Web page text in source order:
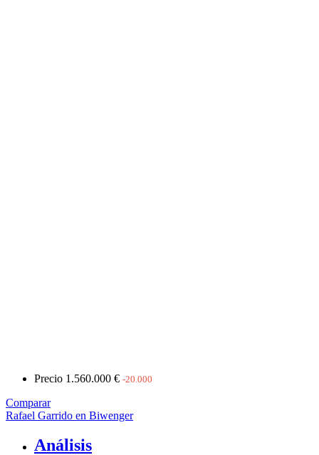
Precio 1.560.000 € -20.000
Comparar
Rafael Garrido en Biwenger
Análisis